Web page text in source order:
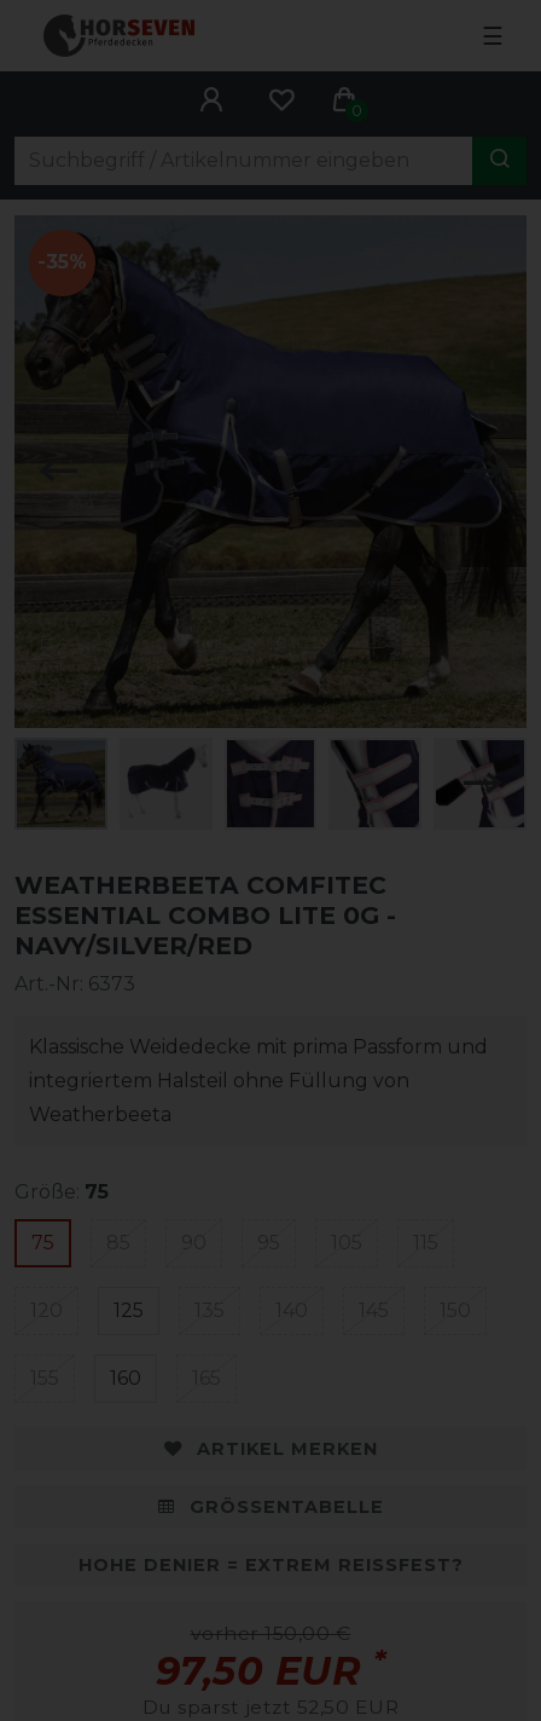
☰
0
-35%
WEATHERBEETA COMFITEC
ESSENTIAL COMBO LITE 0G -
NAVY/SILVER/RED
Art.-Nr: 6373
Klassische Weidedecke mit prima Passform und
integriertem Halsteil ohne Füllung von
Weatherbeeta
Größe: 75
75
125
160
ARTIKEL MERKEN
GRÖSSENTABELLE
HOHE DENIER = EXTREM REISSFEST?
vorher 150,00 €
97,50 EUR *
Du sparst jetzt 52,50 EUR